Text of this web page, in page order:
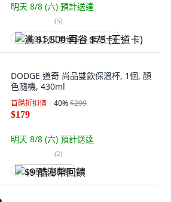
明天 8/8 (六) 預計送達
(5)
满 $1,500 再省 $75 (王道卡)
DODGE 道奇 尚品雙飲保溫杯, 1個, 顏
色隨機, 430ml
首購折扣價 40%$299
$179
明天 8/8 (六) 預計送達
(2)
$9 酷澎幣回饋